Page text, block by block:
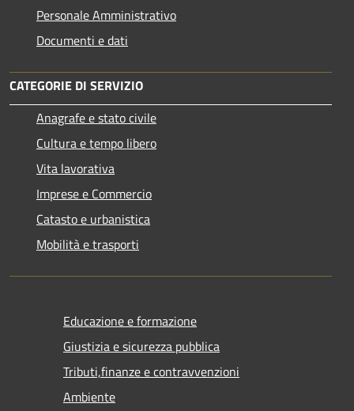
Personale Amministrativo
Documenti e dati
CATEGORIE DI SERVIZIO
Anagrafe e stato civile
Cultura e tempo libero
Vita lavorativa
Imprese e Commercio
Catasto e urbanistica
Mobilità e trasporti
Educazione e formazione
Giustizia e sicurezza pubblica
Tributi,finanze e contravvenzioni
Ambiente